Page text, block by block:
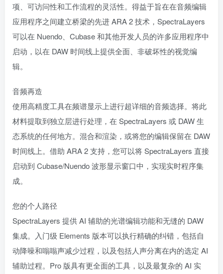
项、可访问性和工作流程的灵活性。得益于旨在在音频编辑
应用程序之间建立桥梁的先进 ARA 2 技术，SpectraLayers
可以在 Nuendo、Cubase 和其他开发人员的许多应用程序中
启动，以在 DAW 时间线上提供全面、非破坏性的视觉编
辑。
音频再造
使用高精度工具在频谱显示上进行超详细的音频选择。将此
材料提取到独立层进行处理，在 SpectraLayers 或 DAW 生
态系统的任何地方。混合和渲染，或将您的编辑保留在 DAW
时间线上。借助 ARA 2 支持，您可以将 SpectraLayers 直接
启动到 Cubase/Nuendo 波形显示窗口中，实现实时程序集
成。
您的个人路径
SpectraLayers 提供 AI 辅助的光谱编辑功能和无缝的 DAW
集成。入门级 Elements 版本可以执行精确的纠错，包括自
动降噪和嗡嗡声减少过程，以及包括人声分离在内的选定 AI
辅助过程。Pro 版具有更全面的工具，以及最复杂的 AI 实